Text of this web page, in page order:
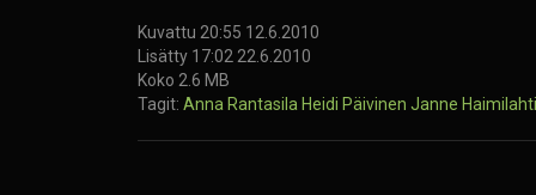
Kuvattu 20:55 12.6.2010
Lisätty 17:02 22.6.2010
Koko 2.6 MB
Tagit: Anna Rantasila Heidi Päivinen Janne